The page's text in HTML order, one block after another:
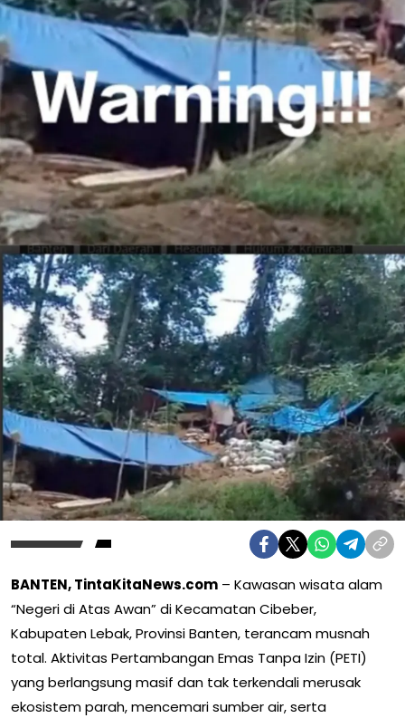
BANTEN, TintaKitaNews.com – Kawasan wisata alam
“Negeri di Atas Awan” di Kecamatan Cibeber,
Kabupaten Lebak, Provinsi Banten, terancam musnah
total. Aktivitas Pertambangan Emas Tanpa Izin (PETI)
yang berlangsung masif dan tak terkendali merusak
ekosistem parah, mencemari sumber air, serta